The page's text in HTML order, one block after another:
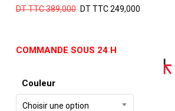
DT TTC389,000 Le
était :
TTC 389,000.
DT TTC249,000Le
est :
COMMANDE SOUS 24 H
Couleur
Choisir une option